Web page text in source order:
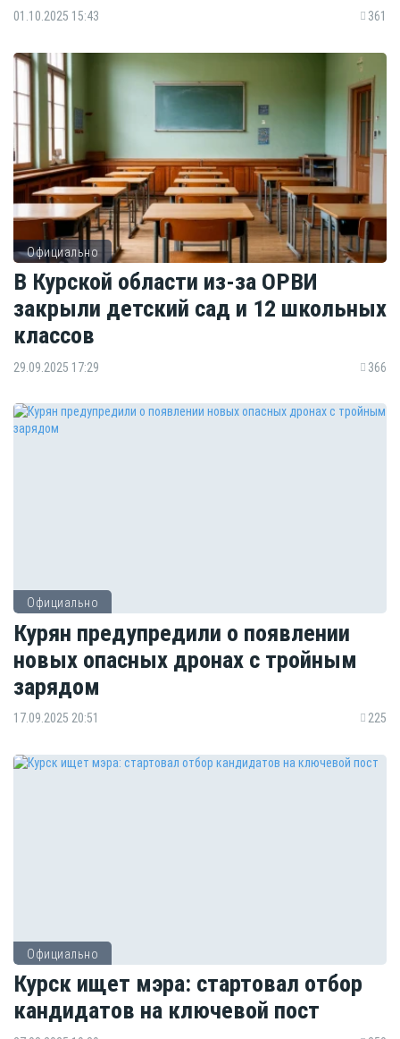
01.10.2025 15:43 361
Официально
В Курской области из-за ОРВИ
закрыли детский сад и 12 школьных
классов
29.09.2025 17:29 366
Официально
Курян предупредили о появлении
новых опасных дронах с тройным
зарядом
17.09.2025 20:51 225
Официально
Курск ищет мэра: стартовал отбор
кандидатов на ключевой пост